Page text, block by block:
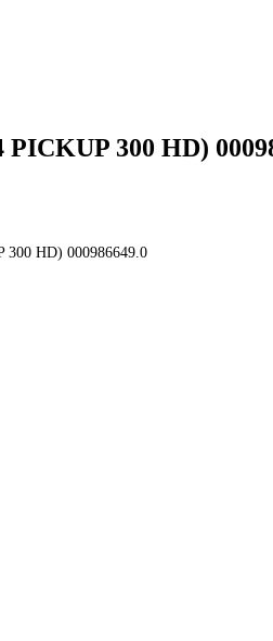
PICKUP 300 HD)
300 HD) 000986649.0